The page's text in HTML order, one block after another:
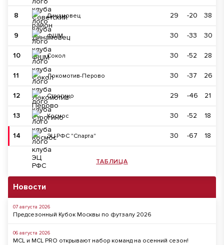
8 Динамовец 29 -20 38
9 ФШМ 30 -33 30
10 Сокол 30 -52 28
11 Локомотив-Перово 30 -37 26
12 Строгино 29 -46 21
13 Космос 30 -52 18
14 ЭЦ РФС "Спарта" 30 -67 18
ТАБЛИЦА
Новости
07 августа 2026
Предсезонный Кубок Москвы по футзалу 2026
06 августа 2026
MCL и MCL PRO открывают набор команд на осенний сезон!